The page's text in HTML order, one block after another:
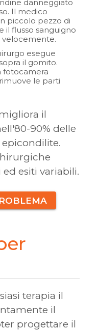
danneggiato
Il medico
piccolo pezzo di
il flusso sanguigno
velocemente.
esegue
il gomito.
fotocamera
le parti
il
90% delle
esiti variabili.
terapia il
il
progettare il